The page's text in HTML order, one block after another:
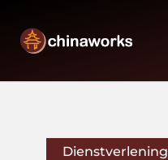
Dienstverlening